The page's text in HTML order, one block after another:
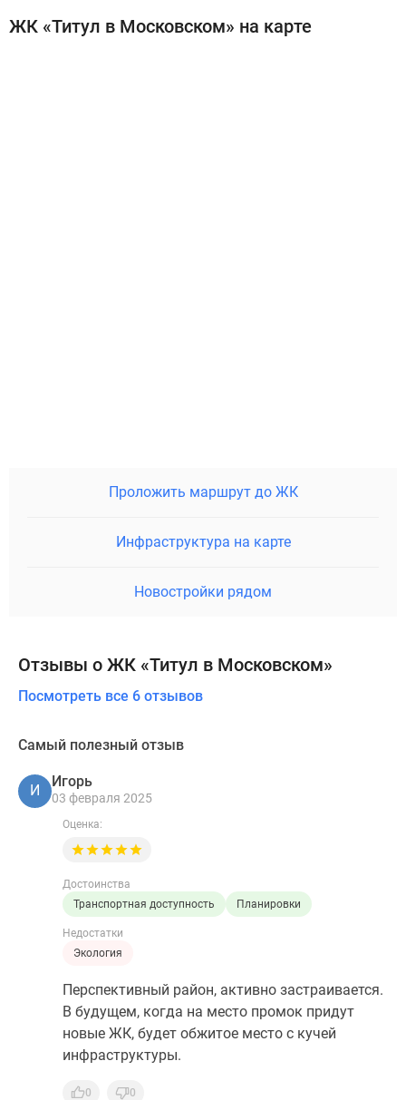
ЖК «Титул в Московском» на карте
Проложить маршрут до ЖК
Инфраструктура на карте
Новостройки рядом
Отзывы о ЖК «Титул в Московском»
Посмотреть все 6 отзывов
Самый полезный отзыв
И
Игорь
03 февраля 2025
Оценка:
Достоинства
Транспортная доступность
Планировки
Недостатки
Экология
Перспективный район, активно застраивается.
В будущем, когда на место промок придут
новые ЖК, будет обжитое место с кучей
инфраструктуры.
0 0